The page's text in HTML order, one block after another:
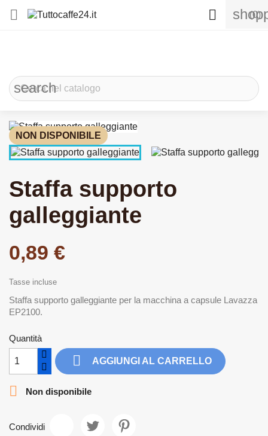
 (0)

search
NON DISPONIBILE
Staffa supporto
galleggiante
0,89 €
Tasse incluse
Staffa supporto galleggiante per la macchina a capsule Lavazza
EP2100.
Quantità
 AGGIUNGI AL CARRELLO
 Non disponibile
Condividi